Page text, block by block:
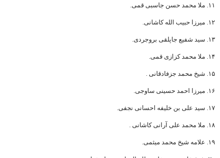
۱۱. ملا محمد حسن جاسبی قمی.
۱۲. میرزا حبیب الله کاشانی.
۱۳. سید شفیع جاپلقی بروجردی.
۱۴. ملا محمد کزازی قمی.
۱۵. شیخ محمد جزفادقانی .
۱۶. میرزا احمد حسینی ساوجی.
۱۷. سید علی بن خلیفه احسانی نجفی.
۱۸. ملا محمد علی آرانی کاشانی .
۱۹. علامه شیخ محمد میثمی.